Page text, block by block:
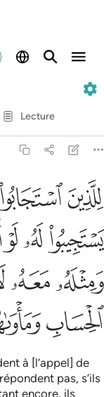
Lecture
للذين استجابوا لربهم
لِلَّذِينَ ٱسْتَجَابُوا۟
ﳐﳑ
ﳗﳘﳙ
ﳠﳡ
ﳨ
à [l’appel] de
pas, s’ils
encore, ils